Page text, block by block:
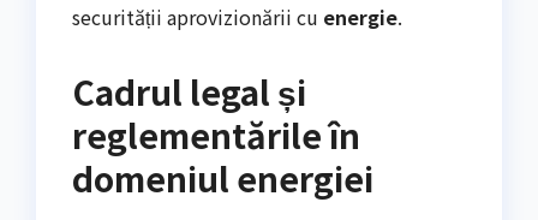
securității aprovizionării cu energie.
Cadrul legal și
reglementările în
domeniul energiei